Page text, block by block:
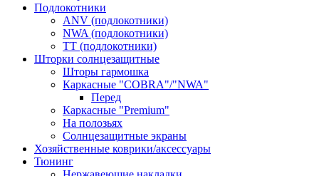
Подлокотники
ANV (подлокотники)
NWA (подлокотники)
TT (подлокотники)
Шторки солнцезащитные
Шторы гармошка
Каркасные "COBRA"/"NWA"
Перед
Каркасные "Premium"
На полозьях
Солнцезащитные экраны
Хозяйственные коврики/аксессуары
Тюнинг